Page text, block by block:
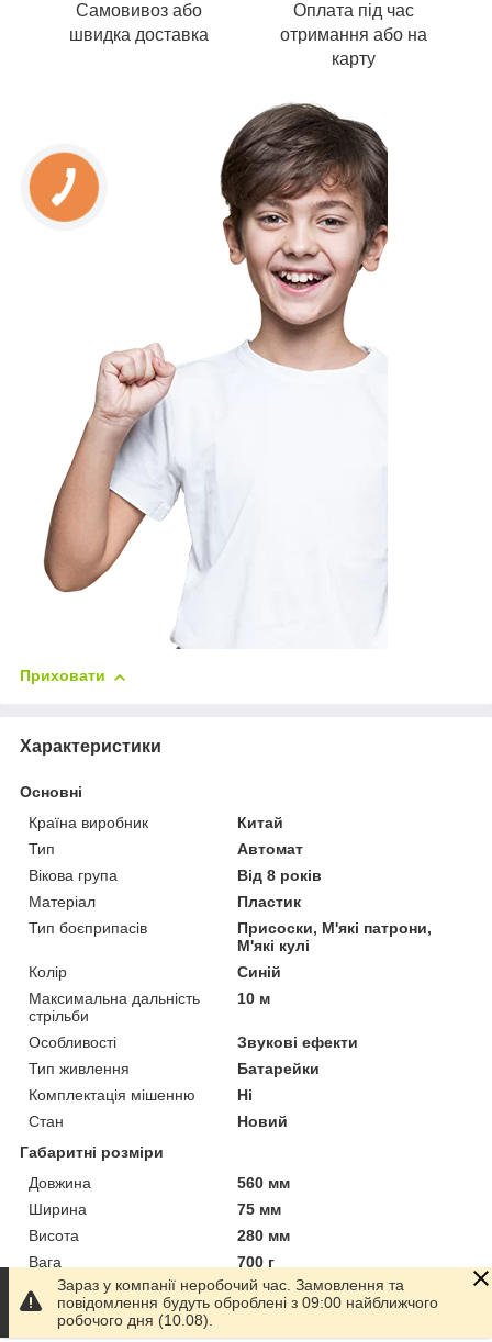
Самовивоз або
швидка доставка
Оплата під час
отримання або на
карту
Приховати
Характеристики
Основні
Країна виробник
Китай
Тип
Автомат
Вікова група
Від 8 років
Матеріал
Пластик
Тип боєприпасів
Присоски, М'які патрони,
М'які кулі
Колір
Синій
Максимальна дальність
стрільби
10 м
Особливості
Звукові ефекти
Тип живлення
Батарейки
Комплектація мішенню
Ні
Стан
Новий
Габаритні розміри
Довжина
560 мм
Ширина
75 мм
Висота
280 мм
Вага
700 г
Упаковка
Упаковка
Зараз у компанії неробочий час. Замовлення та
повідомлення будуть оброблені з 09:00 найближчого
робочого дня (10.08).